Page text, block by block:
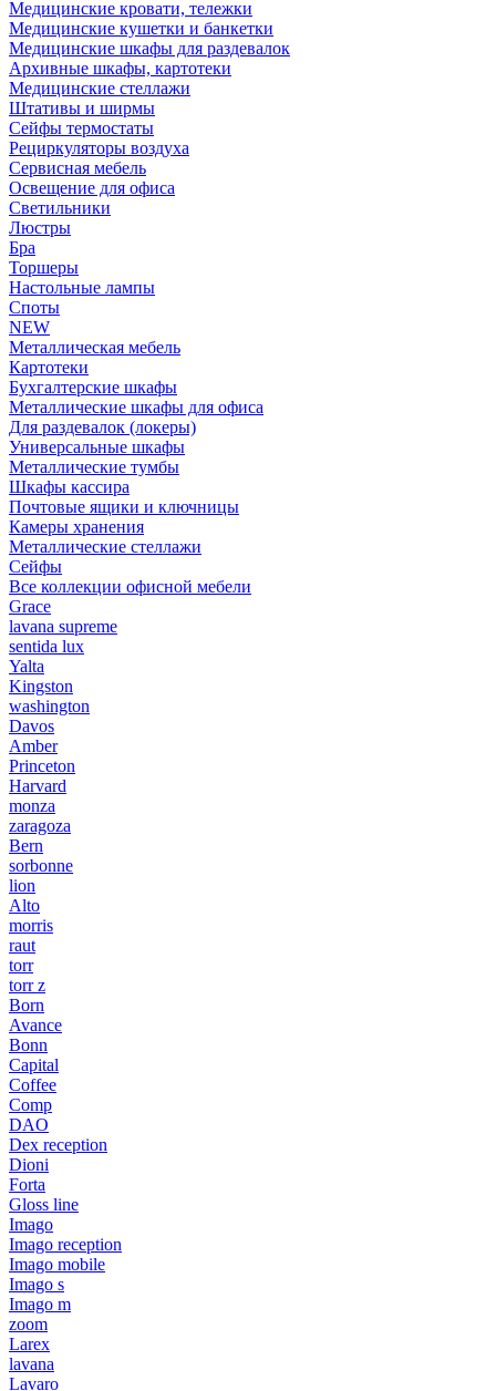
Медицинские кровати, тележки
Медицинские кушетки и банкетки
Медицинские шкафы для раздевалок
Архивные шкафы, картотеки
Медицинские стеллажи
Штативы и ширмы
Сейфы термостаты
Рециркуляторы воздуха
Сервисная мебель
Освещение для офиса
Светильники
Люстры
Бра
Торшеры
Настольные лампы
Споты
NEW
Металлическая мебель
Картотеки
Бухгалтерские шкафы
Металлические шкафы для офиса
Для раздевалок (локеры)
Универсальные шкафы
Металлические тумбы
Шкафы кассира
Почтовые ящики и ключницы
Камеры хранения
Металлические стеллажи
Сейфы
Все коллекции офисной мебели
Grace
lavana supreme
sentida lux
Yalta
Kingston
washington
Davos
Amber
Princeton
Harvard
monza
zaragoza
Bern
sorbonne
lion
Alto
morris
raut
torr
torr z
Born
Avance
Bonn
Capital
Coffee
Comp
DAO
Dex reception
Dioni
Forta
Gloss line
Imago
Imago reception
Imago mobile
Imago s
Imago m
zoom
Larex
lavana
Lavaro